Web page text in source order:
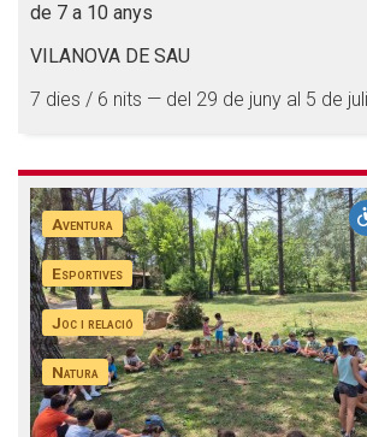
de 7 a 10 anys
VILANOVA DE SAU
7 dies / 6 nits — del 29 de juny al 5 de
Aventura
Esportives
Joc i relació
Natura